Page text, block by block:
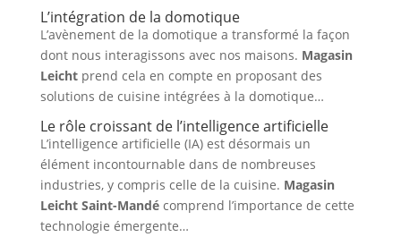
L’intégration de la domotique
L’avènement de la domotique a transformé la façon
dont nous interagissons avec nos maisons. Magasin
Leicht prend cela en compte en proposant des
solutions de cuisine intégrées à la domotique…
Le rôle croissant de l’intelligence artificielle
L’intelligence artificielle (IA) est désormais un
élément incontournable dans de nombreuses
industries, y compris celle de la cuisine. Magasin
Leicht Saint-Mandécomprend l’importance de cette
technologie émergente…